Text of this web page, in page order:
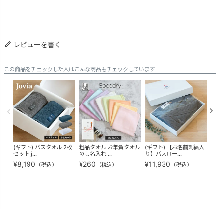
レビューを書く
この商品をチェックした人はこんな商品もチェックしています
(ギフト) バスタオル 2枚
セット j...
¥8,190 （税込）
粗品タオル お年賀タオル
のし名入れ ...
¥260 （税込）
(ギフト) 【お名前刺繍入
り】バスロー...
¥11,930 （税込）